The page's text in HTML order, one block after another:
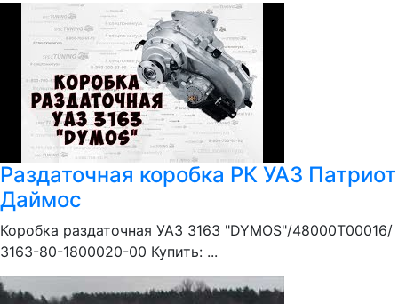
Раздаточная коробка РК УАЗ Патриот
Даймос
Коробка раздаточная УАЗ 3163 "DYMOS"/48000Т00016/
3163-80-1800020-00 Купить: ...